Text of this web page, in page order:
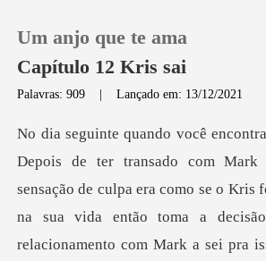
Loja
Um anjo que te ama
Capítulo 12 Kris sai
Palavras: 909 |Lançado em: 13/12/2021
sensação de culpa era como se o Kris
na sua vida então toma a d